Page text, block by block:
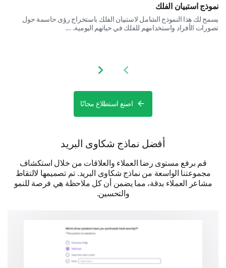
Share your overall experience and any additional
comments you have for us.
Please, share any additional comments or
suggestions you have to improve our
product/services.
نموذج استبيان الفلك
يسمح لك هذا النموذج الشامل لاستبيان الفلك باستخراج رؤى حاسمة حول
تصورات الأفراد واستخدامهم للفلك في حياتهم اليومية. ...
Previous slide
Next slide
اصنع استطلاع مجانًا
أفضل نماذج شكاوى البريد
قم برفع مستوى رضا العملاء والعلاقات من خلال استكشاف
مجموعتنا الواسعة من نماذج شكاوى البريد. تم تصميمها لالتقاط
مشاعر العملاء بدقة، مما يضمن أن كل ملاحظة هي فرصة للنمو
والتحسين.